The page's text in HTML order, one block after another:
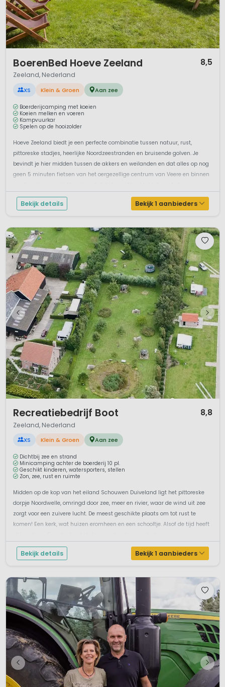
BoerenBed Hoeve Zeeland 8,5
Zeeland, Nederland
XS Klein & Groen Aan zee
Boerderijcamping met koeien
Koeien melken en voeren
Kampvuurkar
Spelen op de hooizolder
Hoeve Zeeland biedt je een perfecte combinatie tussen natuur, rust,
pittoreske stadjes, heerlijke Noordzeestranden en bruisende golven. Je
bevindt je hier midden tussen de akkers en weilanden en dat alles op nog
geen 5 minuten fietsen van het oergezellige centrum van Veere en binnen
Bekijk details Bekijk 1 aanbieders
Recreatiebedrijf Boot 8,8
Zeeland, Nederland
XS Klein & Groen Aan zee
Dichtbij zee en strand
Minicamping achter de boerderij 10 pl.
Geschikt kinderen, watersporters, stellen
Zon, zee, rust en ruimte
Midden op de kop van het eiland Schouwen Duiveland ligt het pittoreske
dorpje Noordwelle, omringd door zee, meer en rivier, waar de wind uit zee
zorgt voor een zuivere lucht. De meest geschikte plaats om tot rust te
komen! Een kerk, wat huizen eromheen en een schooltje. Alsof de tijd heeft
Bekijk details Bekijk 1 aanbieders